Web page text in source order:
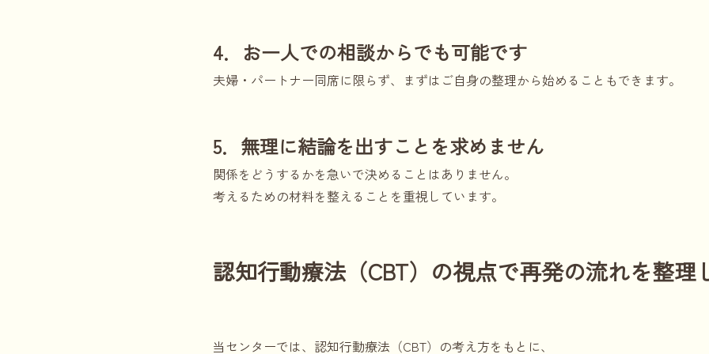
4．お一人での相談からでも可能です
夫婦・パートナー同席に限らず、まずはご自身の整理から始めることもできます。
5．無理に結論を出すことを求めません
関係をどうするかを急いで決めることはありません。
考えるための材料を整えることを重視しています。
認知行動療法（CBT）の視点で再発の流れを整理
当センターでは、認知行動療法（CBT）の考え方をもとに、